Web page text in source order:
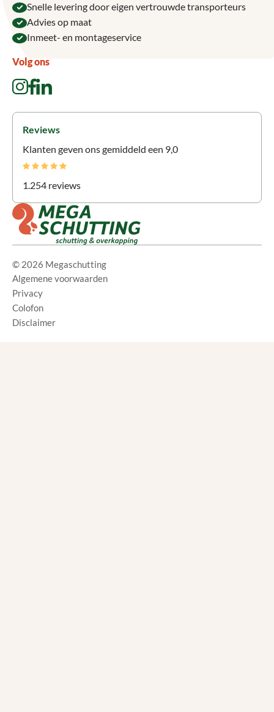
Snelle levering door eigen vertrouwde transporteurs
Advies op maat
Inmeet- en montageservice
Volg ons
Reviews
Klanten geven ons gemiddeld een 9,0
1.254 reviews
© 2026 Megaschutting
Algemene voorwaarden
Privacy
Colofon
Disclaimer